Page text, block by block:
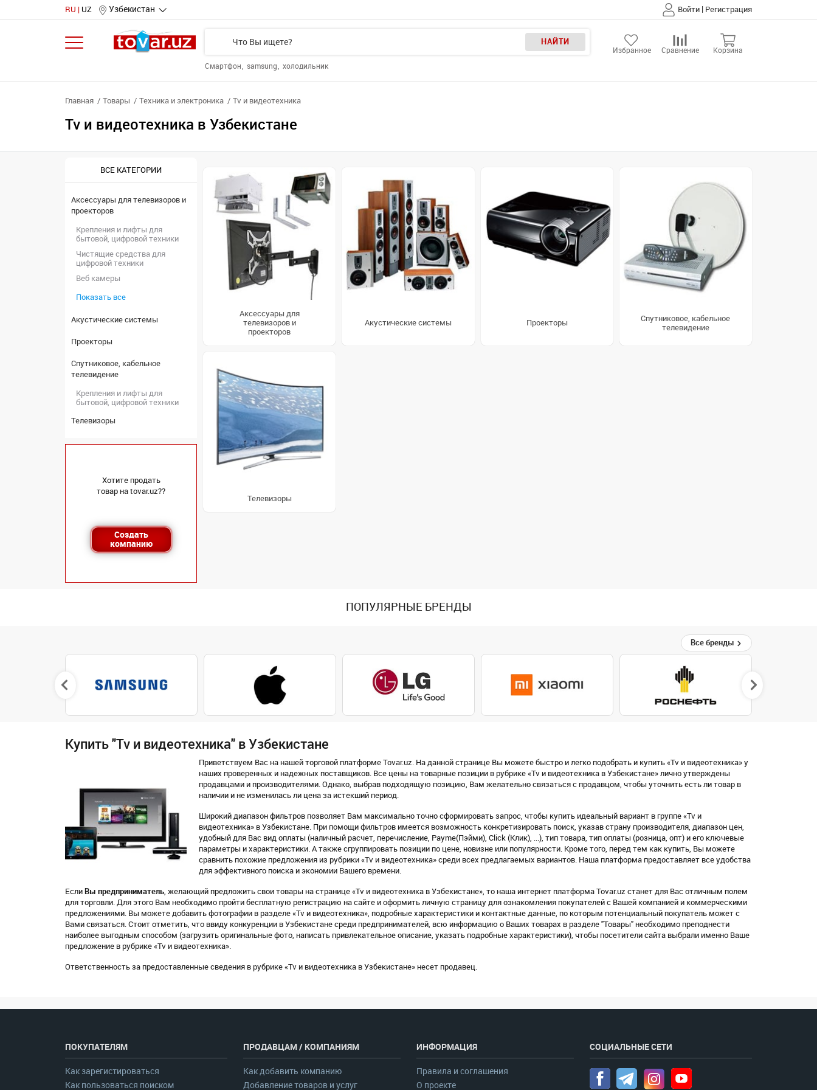
RU UZ Узбекистан Войти | Регистрация
НАЙТИ
Смартфон samsung холодильник
Избранное Сравнение Корзина
Главная Товары Техника и электроника Tv и видеотехника
Tv и видеотехника в Узбекистане
ВСЕ КАТЕГОРИИ
Аксессуары для телевизоров и
проекторов
Крепления и лифты для
бытовой, цифровой техники
Чистящие средства для
цифровой техники
Веб камеры
Показать все
Акустические системы
Проекторы
Спутниковое, кабельное
телевидение
Крепления и лифты для
бытовой, цифровой техники
Телевизоры
Хотите продать
товар на tovar.uz??
Создать
компанию
Аксессуары для
телевизоров и
проекторов
Акустические системы Проекторы
Спутниковое, кабельное
телевидение
Телевизоры
ПОПУЛЯРНЫЕ БРЕНДЫ
Все бренды
Купить "Tv и видеотехника" в Узбекистане
Приветствуем Вас на нашей торговой платформе Tovar.uz. На данной странице Вы можете быстро и легко подобрать и купить «Tv и видеотехника» у
наших проверенных и надежных поставщиков. Все цены на товарные позиции в рубрике «Tv и видеотехника в Узбекистане» лично утверждены
продавцами и производителями. Однако, выбрав подходящую позицию, Вам желательно связаться с продавцом, чтобы уточнить есть ли товар в
наличии и не изменилась ли цена за истекший период.
Широкий диапазон фильтров позволяет Вам максимально точно сформировать запрос, чтобы купить идеальный вариант в группе «Tv и
видеотехника» в Узбекистане. При помощи фильтров имеется возможность конкретизировать поиск, указав страну производителя, диапазон цен,
удобный для Вас вид оплаты (наличный расчет, перечисление, Payme(Пэйми), Click (Клик), ...), тип товара, тип оплаты (розница, опт) и его ключевые
параметры и характеристики. А также сгруппировать позиции по цене, новизне или популярности. Кроме того, перед тем как купить, Вы можете
сравнить похожие предложения из рубрики «Tv и видеотехника» среди всех предлагаемых вариантов. Наша платформа предоставляет все удобства
для эффективного поиска и экономии Вашего времени.
Если Вы предприниматель, желающий предложить свои товары на странице «Tv и видеотехника в Узбекистане», то наша интернет платформа Tovar.uz станет для Вас отличным полем
для торговли. Для этого Вам необходимо пройти бесплатную регистрацию на сайте и оформить личную страницу для ознакомления покупателей с Вашей компанией и коммерческими
предложениями. Вы можете добавить фотографии в разделе «Tv и видеотехника», подробные характеристики и контактные данные, по которым потенциальный покупатель может с
Вами связаться. Стоит отметить, что ввиду конкуренции в Узбекистане среди предпринимателей, всю информацию о Ваших товарах в разделе "Товары" необходимо преподнести
наиболее выгодным способом (загрузить оригинальные фото, написать привлекательное описание, указать подробные характеристики), чтобы посетители сайта выбрали именно Ваше
предложение в рубрике «Tv и видеотехника».
Ответственность за предоставленные сведения в рубрике «Tv и видеотехника в Узбекистане» несет продавец.
ПОКУПАТЕЛЯМ
Как зарегистироваться
Как пользоваться поиском
ПРОДАВЦАМ / КОМПАНИЯМ
Как добавить компанию
Добавление товаров и услуг
ИНФОРМАЦИЯ
Правила и соглашения
О проекте
СОЦИАЛЬНЫЕ СЕТИ